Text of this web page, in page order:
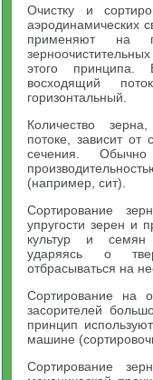
Очистку и
аэродинамических
применяют на
этого
восходящий
горизонтальный.
Количество
потоке, зависит от
сечения.
(например, сит).
Сортирование
упругости зерен и
культур и семян
ударяясь о
отбрасываться на
Сортирование на
засорителей
принцип
машине
Сортирование